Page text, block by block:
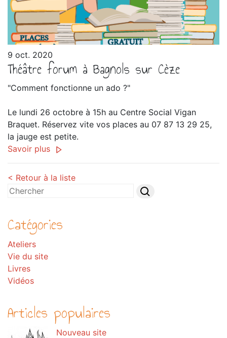
9 oct. 2020
Théâtre forum à Bagnols sur Cèze
"Comment fonctionne un ado ?"
Le lundi 26 octobre à 15h au Centre Social Vigan
Braquet. Réservez vite vos places au 07 87 13 29 25,
la jauge est petite.
Savoir plus
< Retour à la liste
Catégories
Ateliers
Vie du site
Livres
Vidéos
Articles populaires
Nouveau site